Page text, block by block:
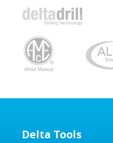
Delta Tools